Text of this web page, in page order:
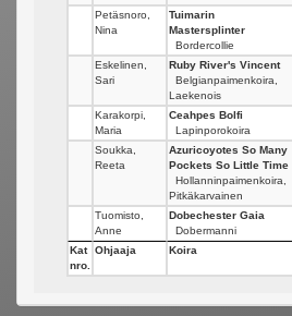
Petäsnoro,
Nina
Tuimarin
Mastersplinter
Bordercollie
Eskelinen,
Sari
Ruby River's Vincent
Belgianpaimenkoira,
Laekenois
Karakorpi,
Maria
Ceahpes Bolfi
Lapinporokoira
Soukka,
Reeta
Azuricoyotes So Many
Pockets So Little Time
Hollanninpaimenkoira,
Pitkäkarvainen
Tuomisto,
Anne
Dobechester Gaia
Dobermanni
Kat
nro.
Ohjaaja Koira